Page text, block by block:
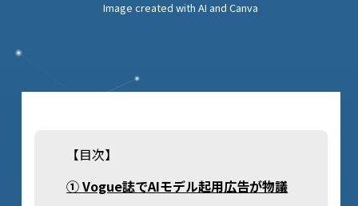
Image created with AI and Canva
【目次】
① Vogue誌でAIモデル起用広告が物議